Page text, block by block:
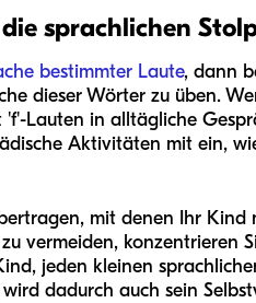
sprachlichen
bestimmter Laute, dann
dieser Wörter zu üben.
Lauten in alltägliche
Aktivitäten mit ein,
mit denen Ihr
vermeiden, konzentrieren
jeden kleinen
dadurch auch sein